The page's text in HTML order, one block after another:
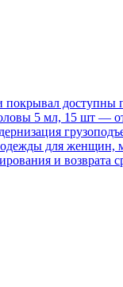
доступны
5 мл, 15 шт —
для женщин,
и возврата